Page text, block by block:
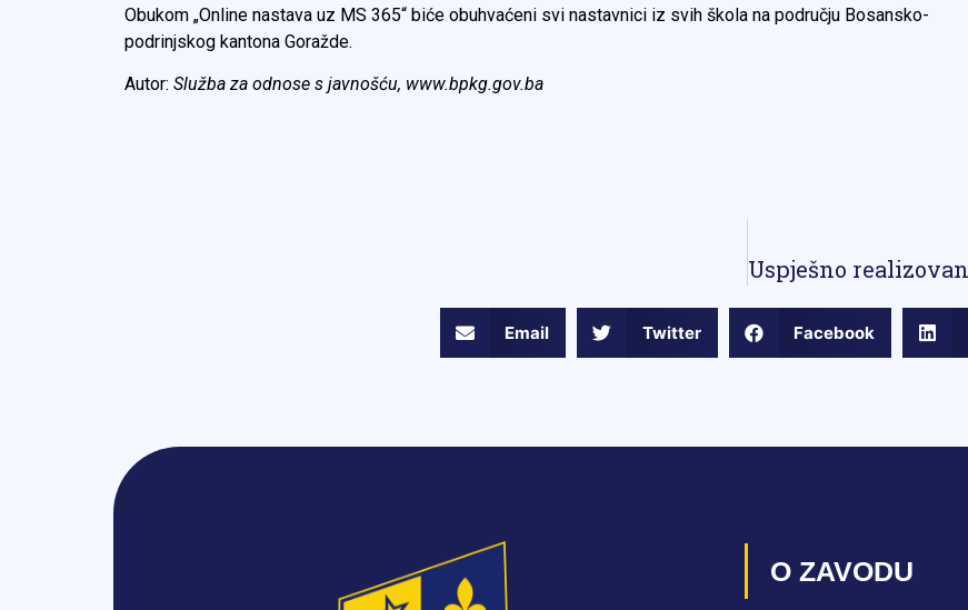
Obukom „Online nastava uz MS 365“ biće obuhvaćeni svi nastavnici iz svih škola na području Bosansko-
podrinjskog kantona Goražde.
Autor: Služba za odnose s javnošću, www.bpkg.gov.ba
Email Twitter Facebook
O ZAVODU